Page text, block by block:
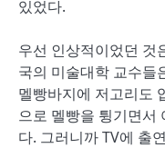
있었다.
우선 인상적이었던 것
국의 미술대학 교수들
멜빵바지에 저고리도
으로 멜빵을 튕기면서
다. 그러니까 TV에 출